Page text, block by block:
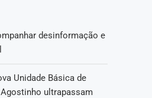
desinformação e
Unidade Básica de
ultrapassam